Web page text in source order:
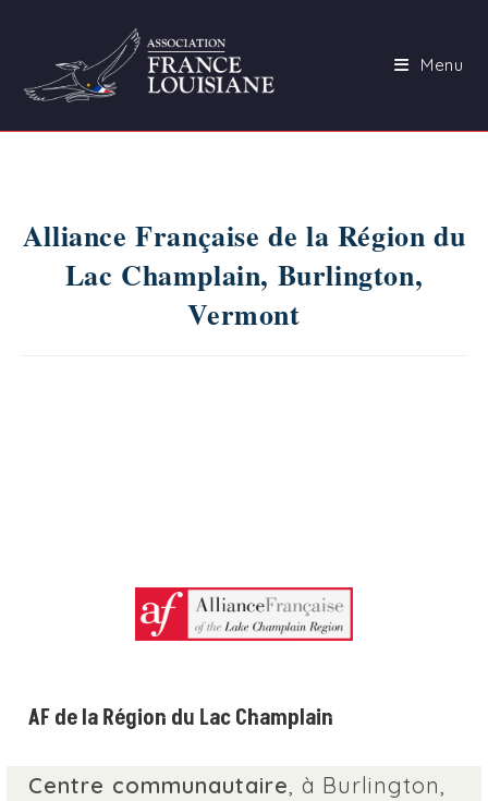
Menu
Alliance Française de la Région du
Lac Champlain, Burlington,
Vermont
AF de la Région du Lac Champlain
Centre communautaire, à Burlington,